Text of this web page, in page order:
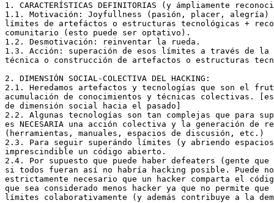
1. CARACTERÍSTICAS DEFINITORIAS (y ámpliamente
1.1. Motivación: Joyfullness (pasión, placer,
límites de artefáctos o estructuras tecnológicas +
comunitario (esto puede ser optativo).
1.2. Desmotivación: reinventar la rueda.
1.3. Acción: superación de esos límites a través de la
técnica o construcción de artefactos o estructuras
2. DIMENSIÓN SOCIAL-COLECTIVA DEL HACKING:
2.1. Heredamos artefactos y tecnologías que son el
acumulación de conocimientos y técnicas colectivas.
de dimensión social hacia el pasado]
2.2. Algunas tecnologías son tan complejas que para
es NECESARIA una acción colectiva y la generación de
(herramientas, manuales, espacios de discusión, etc.)
2.3. Para seguir superándo límites (y abriendo
imprescindible un código abierto.
2.4. Por supuesto que puede haber defeaters (gente
si todos fueran así no habría hacking posible. Puede
estrictamente necesario que un hacker comparta el
que sea considerado menos hacker ya que no permite
límites colaborativamente (y además contribuye a la